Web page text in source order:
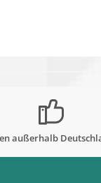
außerhalb